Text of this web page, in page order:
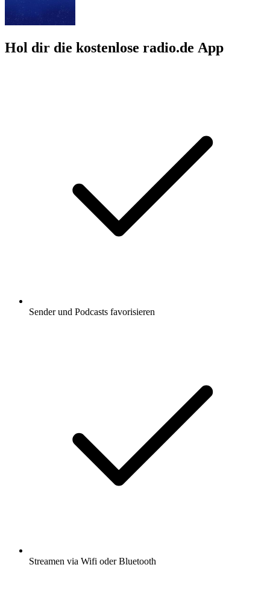
Hol dir die kostenlose radio.de App
Sender und Podcasts favorisieren
Streamen via Wifi oder Bluetooth